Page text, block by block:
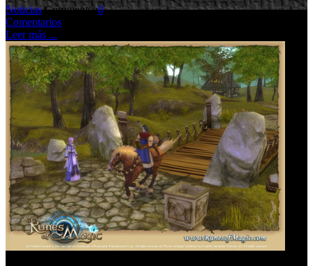
Noticias Comments::0
Comentarios
Leer más ...